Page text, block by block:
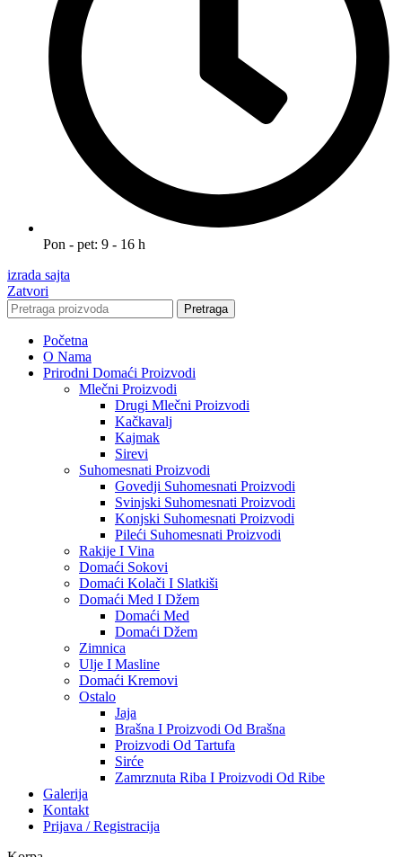
Pon - pet: 9 - 16 h
izrada sajta
Zatvori
Pretraga
Početna
O Nama
Prirodni Domaći Proizvodi
Mlečni Proizvodi
Drugi Mlečni Proizvodi
Kačkavalj
Kajmak
Sirevi
Suhomesnati Proizvodi
Govedji Suhomesnati Proizvodi
Svinjski Suhomesnati Proizvodi
Konjski Suhomesnati Proizvodi
Pileći Suhomesnati Proizvodi
Rakije I Vina
Domaći Sokovi
Domaći Kolači I Slatkiši
Domaći Med I Džem
Domaći Med
Domaći Džem
Zimnica
Ulje I Masline
Domaći Kremovi
Ostalo
Jaja
Brašna I Proizvodi Od Brašna
Proizvodi Od Tartufa
Sirće
Zamrznuta Riba I Proizvodi Od Ribe
Galerija
Kontakt
Prijava / Registracija